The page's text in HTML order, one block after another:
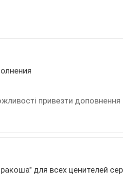
привезти доповнення
для всех ценителей